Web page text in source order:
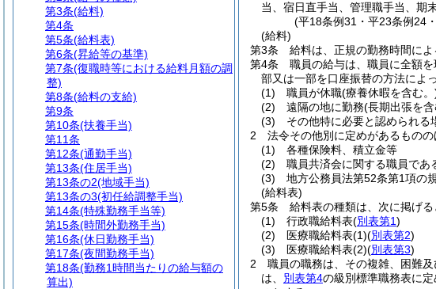
当、宿日直手当、管理職手当、期
(平18条例31・平23条例24
(給料)
第3条
給料は、正規の勤務時間に
第4条
職員の給与は、職員に全額を
部又は一部を口座振替の方法によ
(1)
職員が休職(療養休暇を含む。
(2)
遠隔の地に勤務(長期出張を
(3)
その他特に必要と認められる
2
法令その他別に定めがあるもの
(1)
各種保険料、積立金等
(2)
職員共済会に関する職員であ
(3)
地方公務員法第52条第1項の
(給料表)
第5条
給料表の種類は、次に掲げ
(1)
行政職給料表(別表第1)
(2)
医療職給料表(1)(別表第2)
(3)
医療職給料表(2)(別表第3)
2
職員の職務は、その複雑、困難
は、 別表第4の級別標準職務表に定
第3条(給料)
第4条
第5条(給料表)
第6条(昇給等の基準)
第7条(復職時等における給料月額の調
整)
第8条(給料の支給)
第9条
第10条(扶養手当)
第11条
第12条(通勤手当)
第13条(住居手当)
第13条の2(地域手当)
第13条の3(初任給調整手当)
第14条(特殊勤務手当等)
第15条(時間外勤務手当)
第16条(休日勤務手当)
第17条(夜間勤務手当)
第18条(勤務1時間当たりの給与額の
算出)